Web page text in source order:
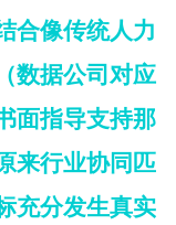
合像传统人力
数据公司对应
面指导支持那
来行业协同匹
充分发生真实